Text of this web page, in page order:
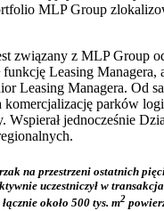
MLP Group
związany z MLP Group
funkcję Leasing Managera,
Leasing Managera. Od
komercjalizację parków
Wspierał jednocześnie
na przestrzeni ostatnich
uczestniczył w
około 500 tys. m2